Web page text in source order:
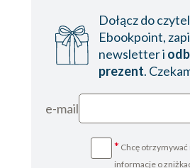
Dołącz do
Ebookpoint,
newsletter i
prezent.
e-mail
* Chcę otrzymywać
informacje o